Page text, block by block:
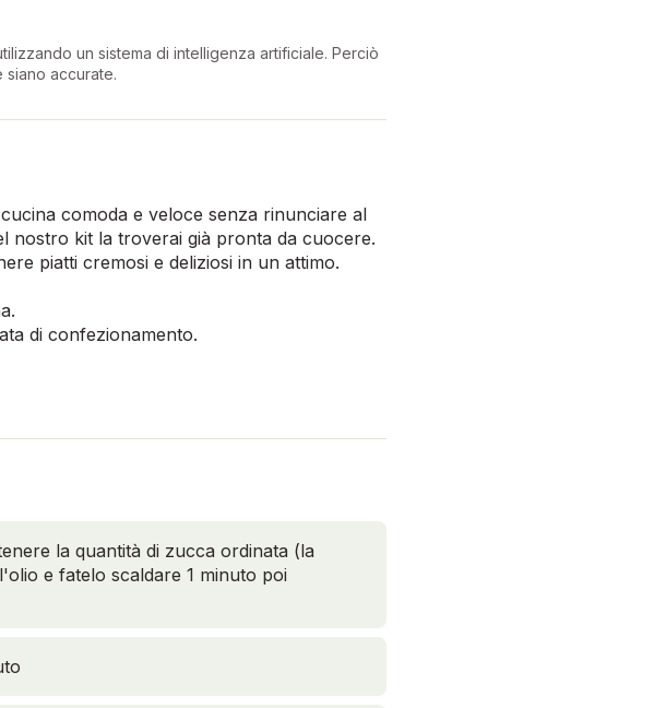
un sistema di intelligenza artificiale. Perciò
accurate.
comoda e veloce senza rinunciare al
nostro kit la troverai già pronta da cuocere.
piatti cremosi e deliziosi in un attimo.
di confezionamento.
la quantità di zucca ordinata (la
e fatelo scaldare 1 minuto poi